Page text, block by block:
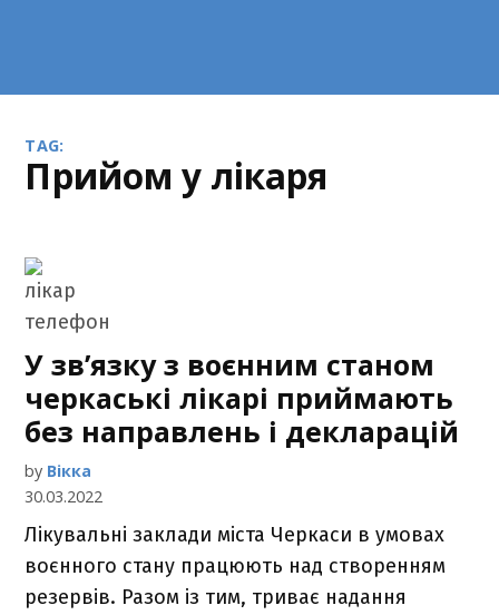
TAG:
прийом у лікаря
У зв’язку з воєнним станом
черкаські лікарі приймають
без направлень і декларацій
by Вікка
30.03.2022
Лікувальні заклади міста Черкаси в умовах
воєнного стану працюють над створенням
резервів. Разом із тим, триває надання